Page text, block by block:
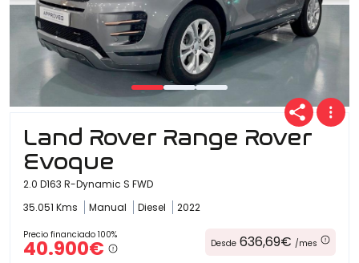
Land Rover Range Rover
Evoque
2.0 D163 R-Dynamic S FWD
35.051 Kms
Manual Diesel 2022
Precio financiado 100%
40.900€ Desde 636,69€ /mes